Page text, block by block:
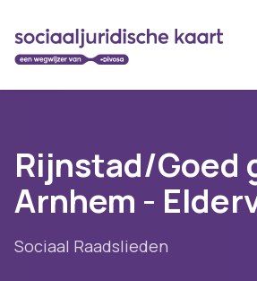
Rijnstad/Goed
Arnhem -
Sociaal Raadslieden